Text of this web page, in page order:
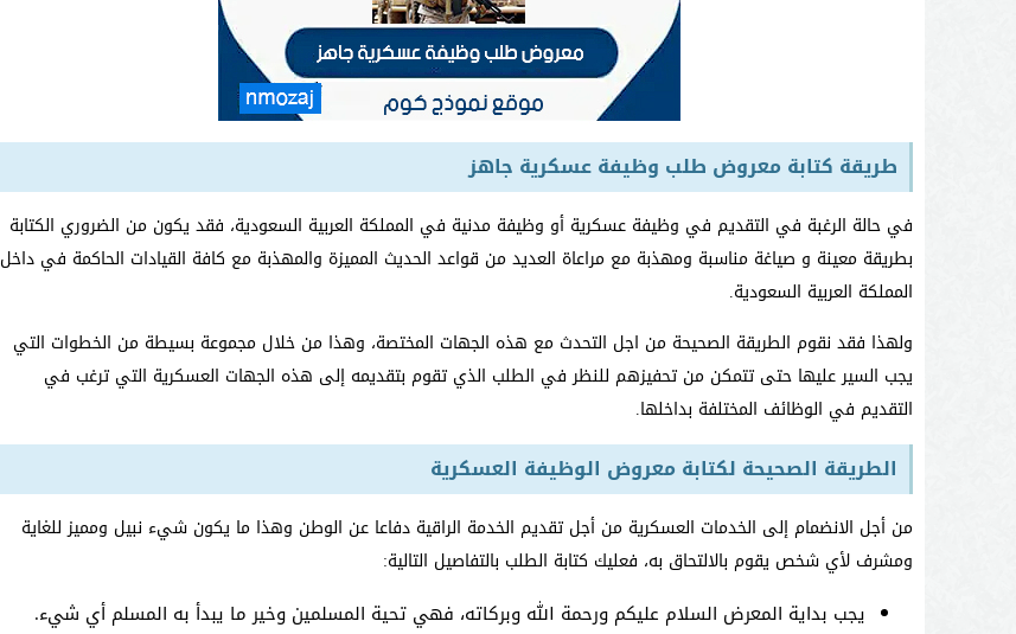
طريقة كتابة معروض طلب وظيفة عسكرية جاهز
في حالة الرغبة في التقديم في وظيفة عسكرية أو وظيفة مدنية في المملكة العربية السعودية، فقد يكون من الضروري الكتابة
بطريقة معينة و صياغة مناسبة ومهذبة مع مراعاة العديد من قواعد الحديث المميزة والمهذبة مع كافة القيادات الحاكمة في داخل
المملكة العربية السعودية.
ولهذا فقد نقوم الطريقة الصحيحة من اجل التحدث مع هذه الجهات المختصة، وهذا من خلال مجموعة بسيطة من الخطوات التي
يجب السير عليها حتى تتمكن من تحفيزهم للنظر في الطلب الذي تقوم بتقديمه إلى هذه الجهات العسكرية التي ترغب في
التقديم في الوظائف المختلفة بداخلها.
الطريقة الصحيحة لكتابة معروض الوظيفة العسكرية
من أجل الانضمام إلى الخدمات العسكرية من أجل تقديم الخدمة الراقية دفاعا عن الوطن وهذا ما يكون شيء نبيل ومميز للغاية
ومشرف لأي شخص يقوم بالالتحاق به، فعليك كتابة الطلب بالتفاصيل التالية:
يجب بداية المعرض السلام عليكم ورحمة الله وبركاته، فهي تحية المسلمين وخير ما يبدأ به المسلم أي شيء.